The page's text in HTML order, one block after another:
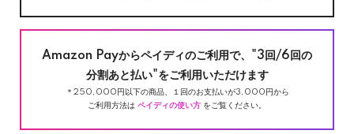
Amazon Payからペイディのご利用で、"3回/6回の
分割あと払い"をご利用いただけます
＊250,000円以下の商品、１回のお支払いが3,000円から
ご利用方法は ペイディの使い方 をご覧ください。